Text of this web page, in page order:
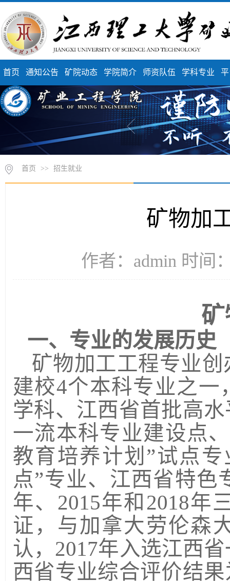
首页 通知公告 矿院动态 学院简介 师资队伍 学科专业
首页 >> 招生就业
矿物加
作者：admin 时间
一、专业的发展历史
矿物加工工程专业创
建校4个本科专业之一
学科、江西省首批高
一流本科专业建设点
教育培养计划”试点
点”专业、江西省特色
年、 2015年和 2018年
证，与加拿大劳伦森
认， 2017年入选江西
西省专业综合评价结